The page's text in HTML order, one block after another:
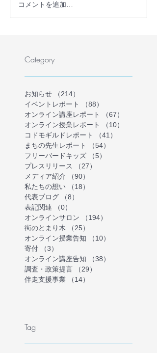
【プレスリリース】学校
に行かない・行けない子
コメントを追加…
Category
お知らせ （214）
イベントレポート
（88）
オンライン講座レポート
（67）
オンライン授業レポート
（10）
コドモギルドレポート
（41）
まちの先生レポート
（54）
フリーバードキッズ
（5）
プレスリリース
（27）
メディア紹介
（90）
私たちの想い
（18）
代表ブログ
（8）
表記関連
（0）
オンラインサロン
（194）
街のとまり木
（25）
オンライン授業告知
（10）
寄付
（3）
オンライン講座告知
（38）
調査・政策提言
（29）
伴走支援事業
（14）
Tag